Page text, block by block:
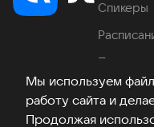
Мы используем
работу сайта и
Продолжая
Спикеры
Место
Часто